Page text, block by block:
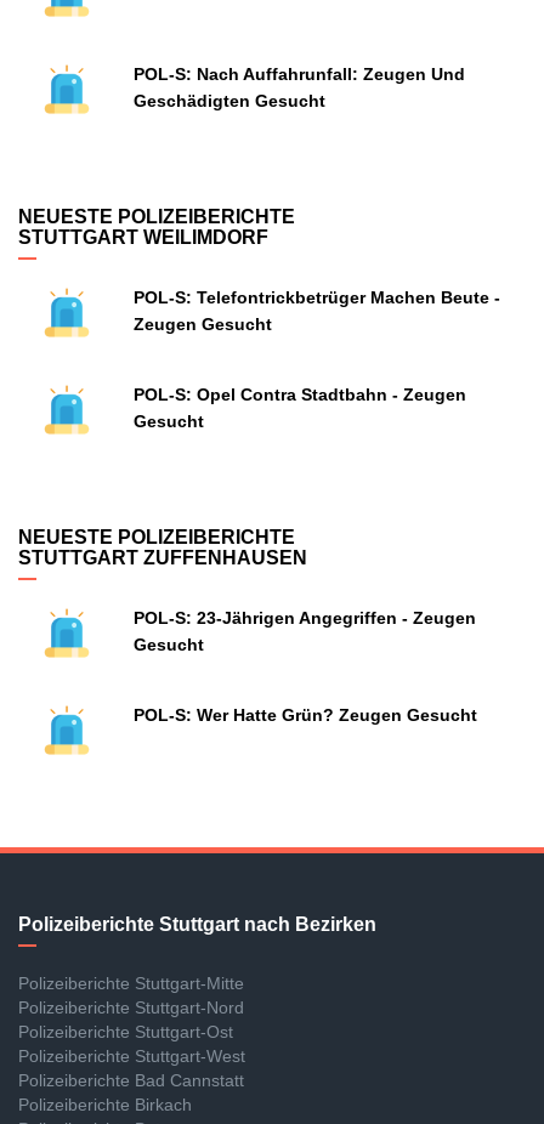
POL-S: Nach Auffahrunfall: Zeugen Und
Geschädigten Gesucht
NEUESTE POLIZEIBERICHTE
STUTTGART WEILIMDORF
POL-S: Telefontrickbetrüger Machen Beute -
Zeugen Gesucht
POL-S: Opel Contra Stadtbahn - Zeugen
Gesucht
NEUESTE POLIZEIBERICHTE
STUTTGART ZUFFENHAUSEN
POL-S: 23-Jährigen Angegriffen - Zeugen
Gesucht
POL-S: Wer Hatte Grün? Zeugen Gesucht
Polizeiberichte Stuttgart nach Bezirken
Polizeiberichte Stuttgart-Mitte
Polizeiberichte Stuttgart-Nord
Polizeiberichte Stuttgart-Ost
Polizeiberichte Stuttgart-West
Polizeiberichte Bad Cannstatt
Polizeiberichte Birkach